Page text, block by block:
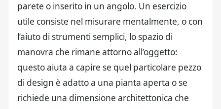
parete o inserito in un angolo. Un esercizio
utile consiste nel misurare mentalmente, o con
l’aiuto di strumenti semplici, lo spazio di
manovra che rimane attorno all’oggetto:
questo aiuta a capire se quel particolare pezzo
di design è adatto a una pianta aperta o se
richiede una dimensione architettonica che